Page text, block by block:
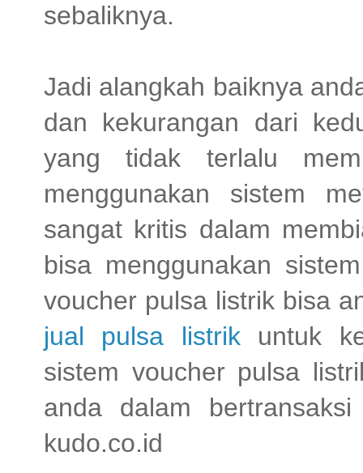
sebaliknya.
Jadi alangkah baiknya
dan kekurangan dari
yang tidak terlalu
menggunakan sistem
sangat kritis dalam
bisa menggunakan
voucher pulsa listrik bisa
jual pulsa listrikuntuk
sistem voucher pulsa
anda dalam
kudo.co.id